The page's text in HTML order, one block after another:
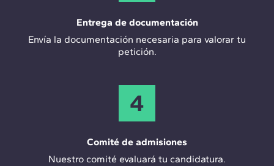
Entrega de documentación
Envía la documentación necesaria para valorar tu
petición.
4
Comité de admisiones
Nuestro comité evaluará tu candidatura.